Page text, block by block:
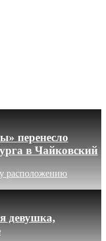
перенесло
в Чайковский
расположению
девушка,